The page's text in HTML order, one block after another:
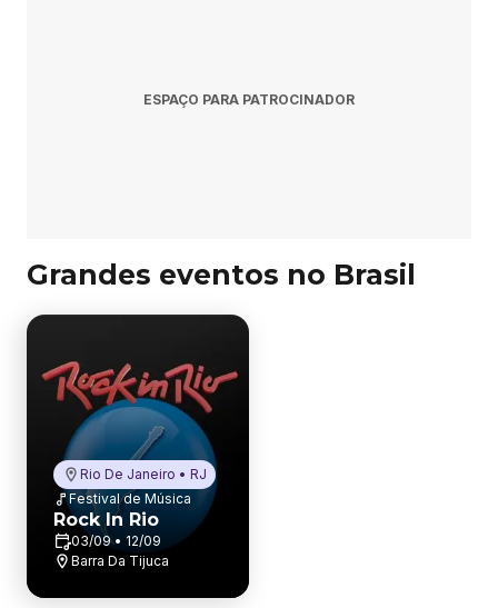
ESPAÇO PARA PATROCINADOR
Grandes eventos no Brasil
Rio De Janeiro • RJ
Festival de Música
Rock In Rio
03/09 • 12/09
Barra Da Tijuca